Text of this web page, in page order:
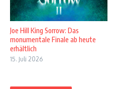
Joe Hill King Sorrow: Das
monumentale Finale ab heute
erhältlich
15. Juli 2026